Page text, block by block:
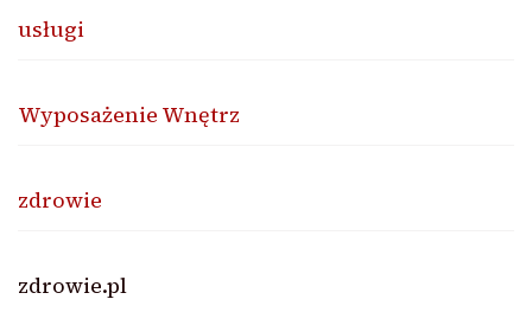
usługi
Wyposażenie Wnętrz
zdrowie
zdrowie.pl